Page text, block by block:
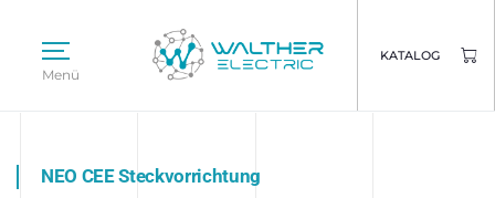
Menü
KATALOG
NEO CEE Steckvorrichtung